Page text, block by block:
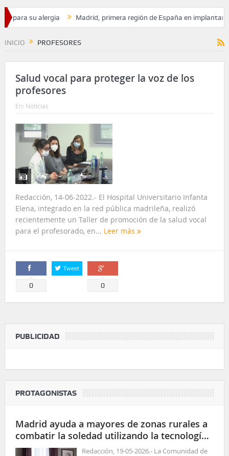
para su alergia Madrid, primera región de España en implantar
INICIO PROFESORES
Salud vocal para proteger la voz de los
profesores
En: Noticias
Redacción, 14-06-2022.- El Hospital Universitario Infanta
Elena, integrado en la red pública madrileña, realizó
recientemente un Taller de promoción de la salud vocal
para el profesorado, en... Leer más
Comparte
0
Tweet
Comparte
0
PUBLICIDAD
PROTAGONISTAS
Madrid ayuda a mayores de zonas rurales a
combatir la soledad utilizando la tecnología
para las relaciones socialesRedacción, 19-05-2026.- La Comunidad de